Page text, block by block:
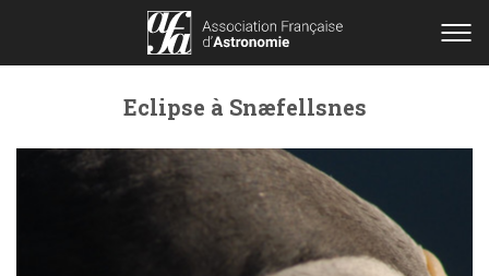
Eclipse à Snæfellsnes